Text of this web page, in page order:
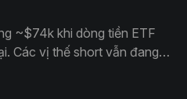
~$74k khi dòng tiền ETF
Các vị thế short vẫn đang
điều kiện đang cải thiện